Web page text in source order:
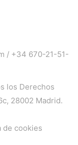
/ +34 670-21-51-
los Derechos
28002 Madrid.
de cookies